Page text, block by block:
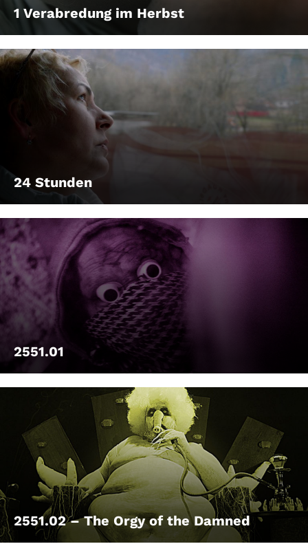
1 Verabredung im Herbst
24 Stunden
2551.01
2551.02 – The Orgy of the Damned